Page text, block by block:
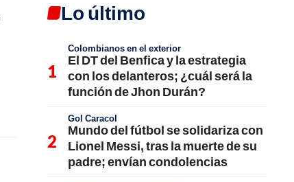
Lo último
Colombianos en el exterior
El DT del Benfica y la estrategia
con los delanteros; ¿cuál será la
función de Jhon Durán?
Gol Caracol
Mundo del fútbol se solidariza con
Lionel Messi, tras la muerte de su
padre; envían condolencias